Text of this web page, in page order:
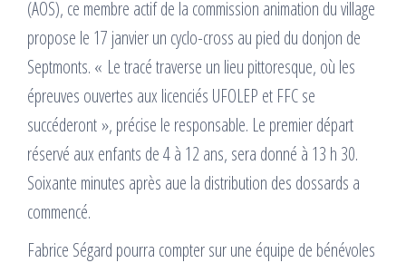
(AOS), ce membre actif de la commission animation du village
propose le 17 janvier un cyclo-cross au pied du donjon de
Septmonts. « Le tracé traverse un lieu pittoresque, où les
épreuves ouvertes aux licenciés UFOLEP et FFC se
succéderont », précise le responsable. Le premier départ
réservé aux enfants de 4 à 12 ans, sera donné à 13 h 30.
Soixante minutes après aue la distribution des dossards a
commencé.
Fabrice Ségard pourra compter sur une équipe de bénévoles